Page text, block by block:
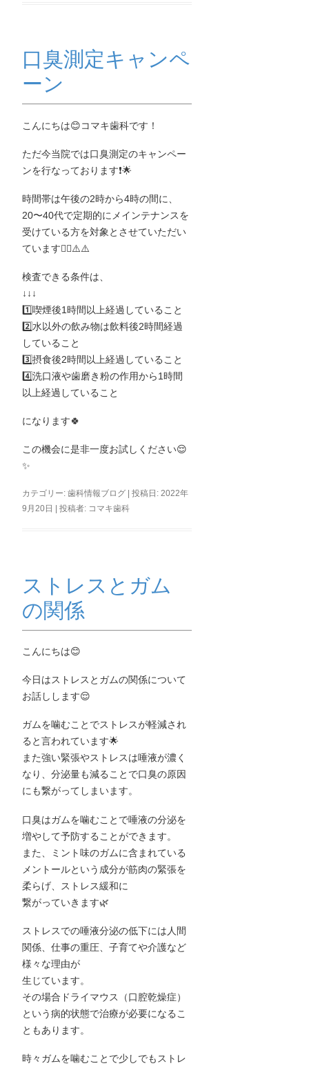
口臭測定キャンペ
ーン
こんにちは😊コマキ歯科です！
ただ今当院では口臭測定のキャンペー
ンを行なっております❗️🌟
時間帯は午後の2時から4時の間に、
20〜40代で定期的にメインテナンスを
受けている方を対象とさせていただい
ています🙇‍♀️⚠️⚠️
検査できる条件は、
↓↓↓
1️⃣喫煙後1時間以上経過していること
2️⃣水以外の飲み物は飲料後2時間経過
していること
3️⃣摂食後2時間以上経過していること
4️⃣洗口液や歯磨き粉の作用から1時間
以上経過していること
になります🍀
この機会に是非一度お試しください😌
✨
カテゴリー:歯科情報ブログ | 投稿日:2022年
9月20日
|投稿者: コマキ歯科
ストレスとガム
の関係
こんにちは😊
今日はストレスとガムの関係について
お話しします😌
ガムを噛むことでストレスが軽減され
ると言われています🌟
また強い緊張やストレスは唾液が濃く
なり、分泌量も減ることで口臭の原因
にも繋がってしまいます。
口臭はガムを噛むことで唾液の分泌を
増やして予防することができます。
また、ミント味のガムに含まれている
メントールという成分が筋肉の緊張を
柔らげ、ストレス緩和に
繋がっていきます🌿
ストレスでの唾液分泌の低下には人間
関係、仕事の重圧、子育てや介護など
様々な理由が
生じています。
その場合ドライマウス（口腔乾燥症）
という病的状態で治療が必要になるこ
ともあります。
時々ガムを噛むことで少しでもストレ